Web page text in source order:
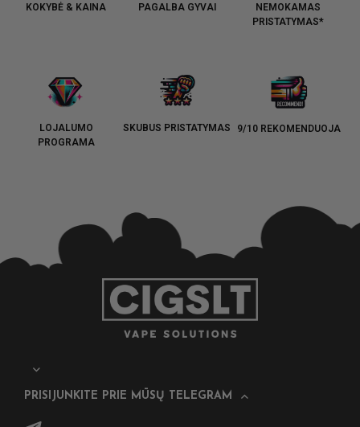
KOKYBĖ & KAINA PAGALBA GYVAI
NEMOKAMAS
PRISTATYMAS*
LOJALUMO
PROGRAMA
SKUBUS PRISTATYMAS 9/10 REKOMENDUOJA
PRISIJUNKITE PRIE MŪSŲ TELEGRAM